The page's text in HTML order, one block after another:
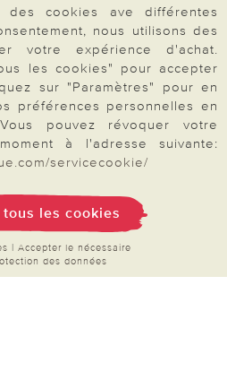
des cookies ave différentes
nous utilisons des
votre expérience d'achat.
les cookies" pour accepter
sur "Paramètres" pour en
préférences personnelles en
pouvez révoquer votre
à l'adresse suivante:
servicecookie/
les cookies
| Accepter le nécessaire
des données